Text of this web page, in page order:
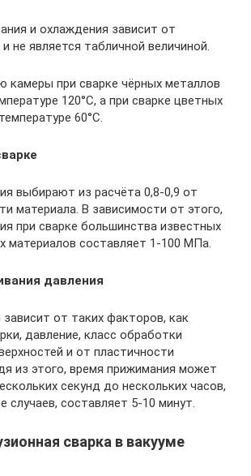
и охлаждения зависит от
не является табличной величиной.
камеры при сварке чёрных металлов
120°C, а при сварке цветных
60°C.
выбирают из расчёта 0,8-0,9 от
материала. В зависимости от этого,
при сварке большинства известных
материалов составляет 1-100 МПа.
давления
от таких факторов, как
давление, класс обработки
и от пластичности
из этого, время прижимания может
секунд до нескольких часов,
случаев, составляет 5-10 минут.
сварка в вакууме